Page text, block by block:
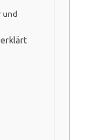
und
erklärt